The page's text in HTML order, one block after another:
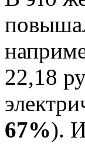
22,18
67%).